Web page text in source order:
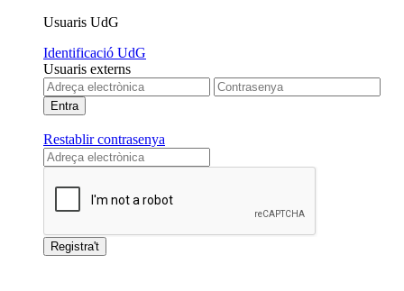
Usuaris UdG
Identificació UdG
Usuaris externs
Restablir contrasenya